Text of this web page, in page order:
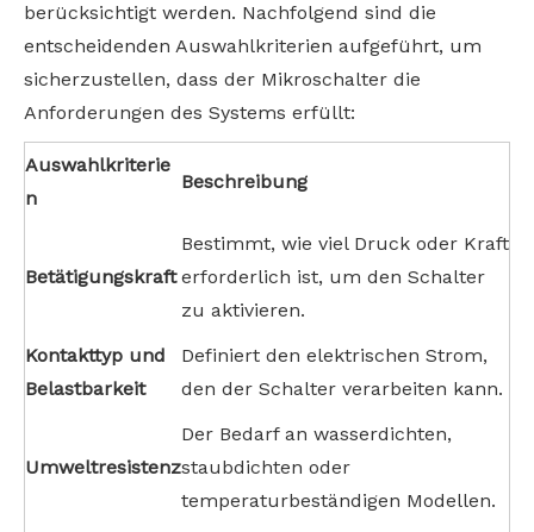
berücksichtigt werden. Nachfolgend sind die
entscheidenden Auswahlkriterien aufgeführt, um
sicherzustellen, dass der Mikroschalter die
Anforderungen des Systems erfüllt:
Auswahlkriterie
n
Beschreibung
Betätigungskraft
Bestimmt, wie viel Druck oder Kraft
erforderlich ist, um den Schalter
zu aktivieren.
Kontakttyp und
Belastbarkeit
Definiert den elektrischen Strom,
den der Schalter verarbeiten kann.
Umweltresistenz
Der Bedarf an wasserdichten,
staubdichten oder
temperaturbeständigen Modellen.